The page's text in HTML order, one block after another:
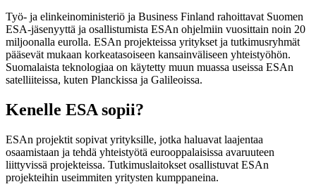
Työ- ja elinkeinoministeriö ja Business Finland rahoittavat Suomen
ESA-jäsenyyttä ja osallistumista ESAn ohjelmiin vuosittain noin 20
miljoonalla eurolla. ESAn projekteissa yritykset ja tutkimusryhmät
pääsevät mukaan korkeatasoiseen kansainväliseen yhteistyöhön.
Suomalaista teknologiaa on käytetty muun muassa useissa ESAn
satelliiteissa, kuten Planckissa ja Galileoissa.
Kenelle ESA sopii?
ESAn projektit sopivat yrityksille, jotka haluavat laajentaa
osaamistaan ja tehdä yhteistyötä eurooppalaisissa avaruuteen
liittyvissä projekteissa. Tutkimuslaitokset osallistuvat ESAn
projekteihin useimmiten yritysten kumppaneina.